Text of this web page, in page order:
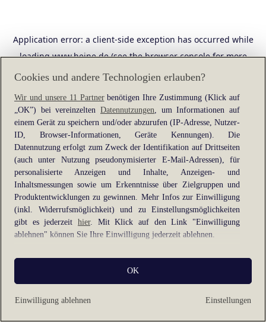
Application error: a client-side exception has occurred while
loadingwww.heine.de(see the browser consolefor more
information).
Cookies und andere Technologien erlauben?
Wir und unsere 11 Partnerbenötigen Ihre Zustimmung (Klick auf
„OK”) bei vereinzelten Datennutzungen, um Informationen auf
einem Gerät zu speichern und/oder abzurufen (IP-Adresse, Nutzer-
ID, Browser-Informationen, Geräte Kennungen). Die
Datennutzung erfolgt zum Zweck der Identifikation auf Drittseiten
(auch unter Nutzung pseudonymisierter E-Mail-Adressen), für
personalisierte Anzeigen und Inhalte, Anzeigen- und
Inhaltsmessungen sowie um Erkenntnisse über Zielgruppen und
Produktentwicklungen zu gewinnen. Mehr Infos zur Einwilligung
(inkl. Widerrufsmöglichkeit) und zu Einstellungsmöglichkeiten
gibt es jederzeit hier. Mit Klick auf den Link "Einwilligung
ablehnen" können Sie Ihre Einwilligung jederzeit ablehnen.
Sie können Ihre Einwilligung auch jederzeit grundlos mit Wirkung
für die Zukunft widerrufen, indem Sie z. B. auf den Button
"Cookie-Einstellungen" im Footer der Website und "Alle
ablehnen" klicken.
Einstellungen
Einwilligung ablehnen
OK